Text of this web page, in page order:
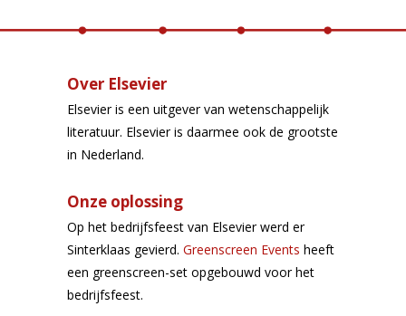
Over Elsevier
Elsevier is een uitgever van wetenschappelijk
literatuur. Elsevier is daarmee ook de grootste
in Nederland.
Onze oplossing
Op het bedrijfsfeest van Elsevier werd er
Sinterklaas gevierd. Greenscreen Events heeft
een greenscreen-set opgebouwd voor het
bedrijfsfeest.